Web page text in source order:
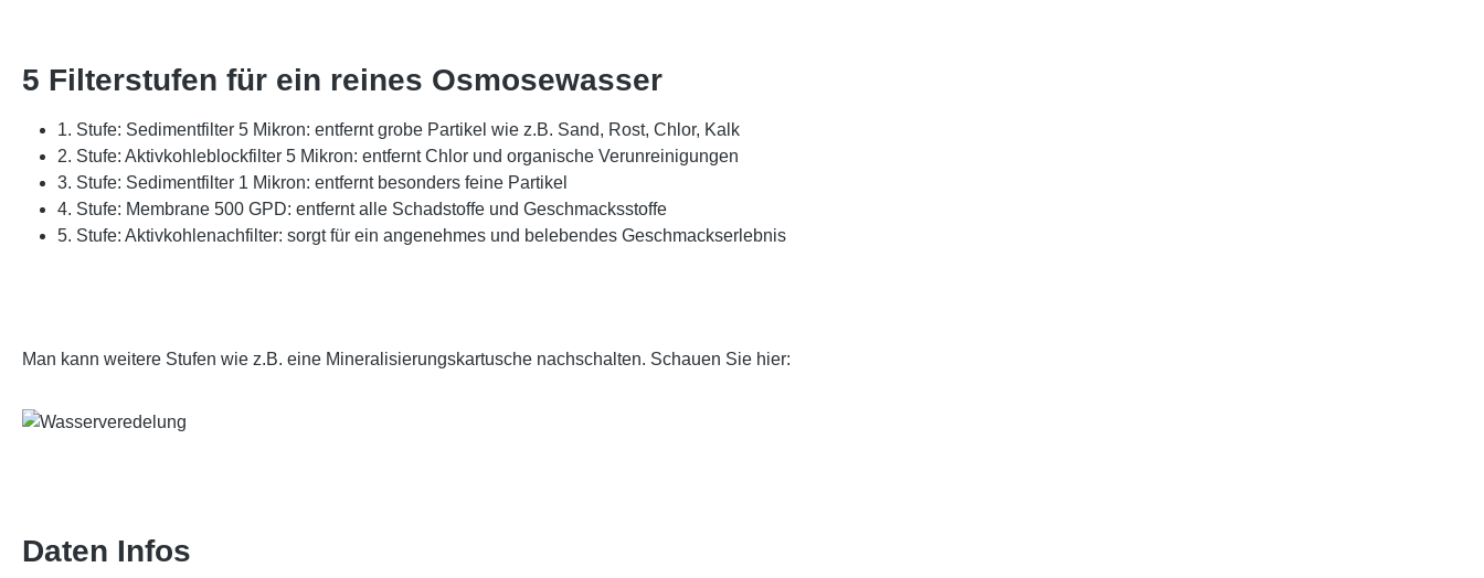
5 Filterstufen für ein reines Osmosewasser
1. Stufe: Sedimentfilter 5 Mikron: entfernt grobe Partikel wie z.B. Sand, Rost, Chlor, Kalk
2. Stufe: Aktivkohleblockfilter 5 Mikron: entfernt Chlor und organische Verunreinigungen
3. Stufe: Sedimentfilter 1 Mikron: entfernt besonders feine Partikel
4. Stufe: Membrane 500 GPD: entfernt alle Schadstoffe und Geschmacksstoffe
5. Stufe: Aktivkohlenachfilter: sorgt für ein angenehmes und belebendes Geschmackserlebnis
Man kann weitere Stufen wie z.B. eine Mineralisierungskartusche nachschalten. Schauen Sie hier:
Daten Infos